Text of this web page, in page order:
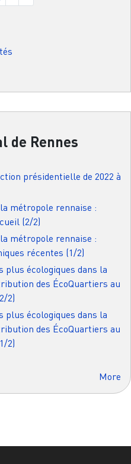
de Rennes
présidentielle de 2022 à
métropole rennaise :
(2/2)
métropole rennaise :
récentes (1/2)
plus écologiques dans la
des ÉcoQuartiers au
2)
plus écologiques dans la
des ÉcoQuartiers au
2)
More